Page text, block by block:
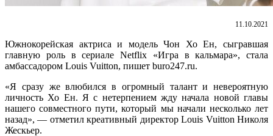
11.10.2021
Южнокорейская актриса и модель Чон Хо Ен, сыгравшая
главную роль в сериале Netflix «Игра в кальмара», стала
амбассадором Louis Vuitton, пишет buro247.ru.
«Я сразу же влюбился в огромный талант и невероятную
личность Хо Ен. Я с нетерпением жду начала новой главы
нашего совместного пути, который мы начали несколько лет
назад», — отметил креативный директор Louis Vuitton Николя
Жескьер.